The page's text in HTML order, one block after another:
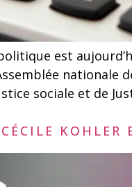
est
sociale et de